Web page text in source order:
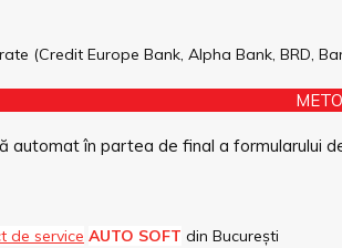
(Credit Europe Bank, Alpha Bank, BRD,
automat în partea de final a formularului
de service AUTO SOFT din București